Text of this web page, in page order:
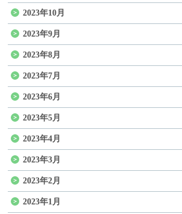
2023年10月
2023年9月
2023年8月
2023年7月
2023年6月
2023年5月
2023年4月
2023年3月
2023年2月
2023年1月